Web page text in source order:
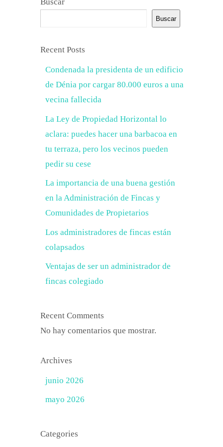
Buscar
Recent Posts
Condenada la presidenta de un edificio
de Dénia por cargar 80.000 euros a una
vecina fallecida
La Ley de Propiedad Horizontal lo
aclara: puedes hacer una barbacoa en
tu terraza, pero los vecinos pueden
pedir su cese
La importancia de una buena gestión
en la Administración de Fincas y
Comunidades de Propietarios
Los administradores de fincas están
colapsados
Ventajas de ser un administrador de
fincas colegiado
Recent Comments
No hay comentarios que mostrar.
Archives
junio 2026
mayo 2026
Categories